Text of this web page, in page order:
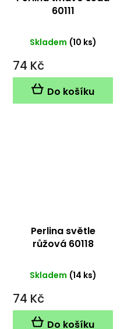
60111
Skladem (10 ks)
74 Kč
Do košíku
Perlina světle
růžová 60118
Skladem (14 ks)
74 Kč
Do košíku